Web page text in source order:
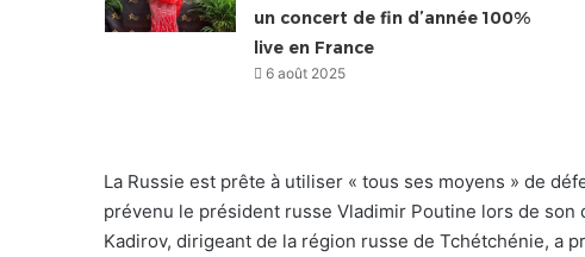
un concert de fin d’année 100%
live en France
6 août 2025
La Russie est prête à utiliser « tous ses moyens » de
prévenu le président russe Vladimir Poutine lors de son
Kadirov, dirigeant de la région russe de Tchétchénie, a